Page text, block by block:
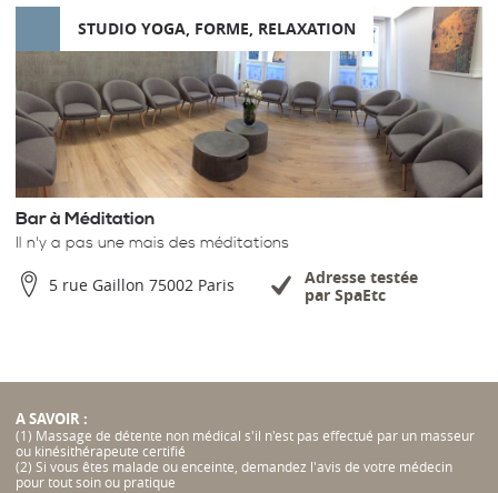
STUDIO YOGA, FORME, RELAXATION
Bar à Méditation
Il n'y a pas une mais des méditations
5 rue Gaillon 75002 Paris
Adresse testée
par SpaEtc
A SAVOIR :
(1) Massage de détente non médical s'il n'est pas effectué par un masseur
ou kinésithérapeute certifié
(2) Si vous êtes malade ou enceinte, demandez l'avis de votre médecin
pour tout soin ou pratique